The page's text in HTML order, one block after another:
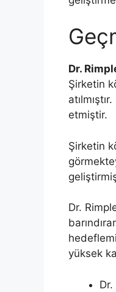
Dr.
Şirketin
etmiştir.
Şirketin
Dr.
yüksek
Dr.